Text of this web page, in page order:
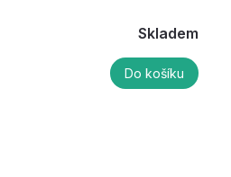
Skladem
Do košíku